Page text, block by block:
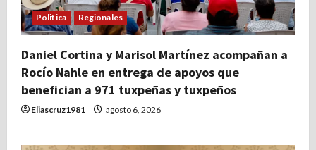
Politica Regionales
Daniel Cortina y Marisol Martínez acompañan a
Rocío Nahle en entrega de apoyos que
benefician a 971 tuxpeñas y tuxpeños
Eliascruz1981 agosto 6, 2026